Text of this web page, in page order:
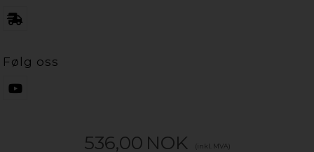
536,00 NOK (inkl. MVA)
Følg oss